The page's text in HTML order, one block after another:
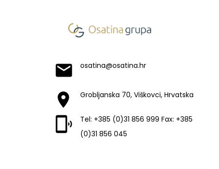
osatina@osatina.hr
Grobljanska 70, Viškovci, Hrvatska
Tel: +385 (0)31 856 999 Fax: +385
(0)31 856 045